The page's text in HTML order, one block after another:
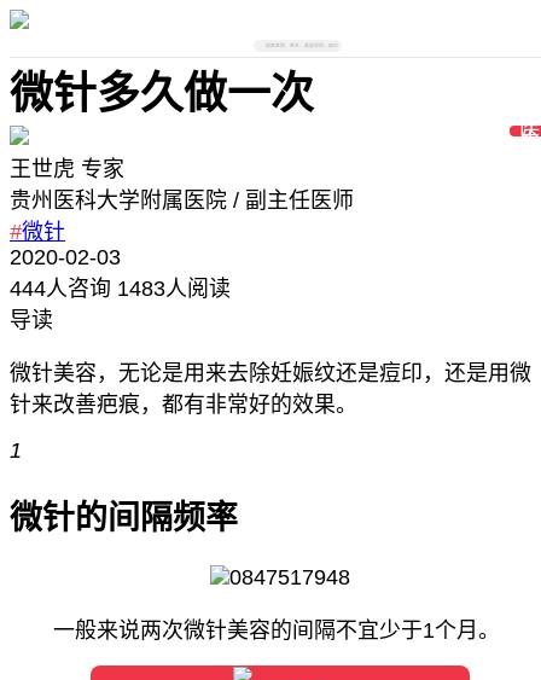
搜索医院、医生、美容项目、部位
微针多久做一次
王世虎 专家
贵州医科大学附属医院 / 副主任医师
医
生
#微针
2020-02-03
444人咨询 1483人阅读
导读
微针美容，无论是用来去除妊娠纹还是痘印，还是用微
针来改善疤痕，都有非常好的效果。
1
微针的间隔频率
一般来说两次微针美容的间隔不宜少于1个月。